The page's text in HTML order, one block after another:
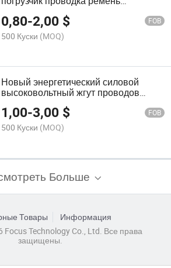
энергетическое транспортное
средство зарядка солнечный кабель
0,80-2,00 $ FOB
500 Куски (MOQ)
Новый энергетический силовой
высоковольтный жгут проводов
водонепроницаемый разъем с
клеммой
1,00-3,00 $ FOB
500 Куски (MOQ)
Больше
Товары
Информация
Technology Co., Ltd. Все права
защищены.